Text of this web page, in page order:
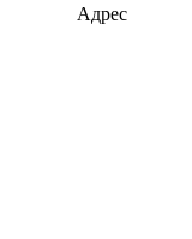
Адрес